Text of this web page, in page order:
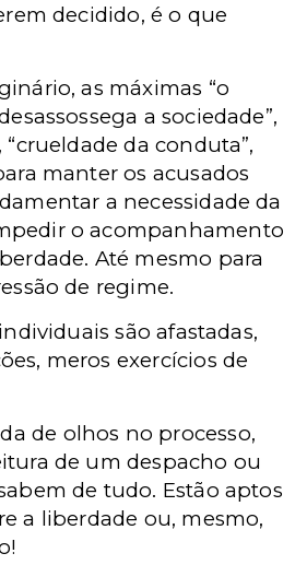
decidido, é o que
as máximas “o
a sociedade”,
“crueldade da conduta”,
manter os acusados
a necessidade da
o acompanhamento
Até mesmo para
de regime.
são afastadas,
meros exercícios de
de olhos no processo,
de um despacho ou
de tudo. Estão aptos
a liberdade ou, mesmo,